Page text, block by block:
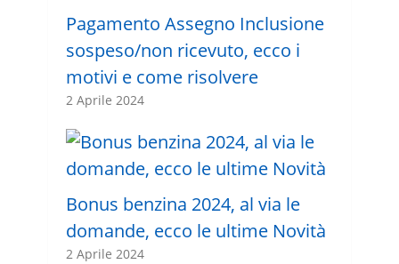
Pagamento Assegno Inclusione
sospeso/non ricevuto, ecco i
motivi e come risolvere
2 Aprile 2024
Bonus benzina 2024, al via le
domande, ecco le ultime Novità
2 Aprile 2024